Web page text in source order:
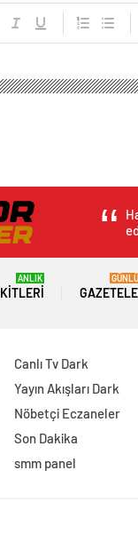
ANLIK
Canlı Tv Dark
Yayın Akışları Dark
Nöbetçi Eczaneler
Son Dakika
smm panel